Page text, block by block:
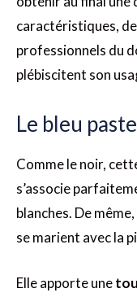
caractéristiques,
professionnels du
plébiscitent son
Le bleu
Comme le noir,
s’associe
blanches. De
se marient avec la
Elle apporte une